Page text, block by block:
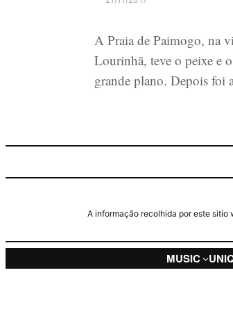
A Praia de Paimogo, na
Lourinhã, teve o peixe e
grande plano. Depois foi
A informação recolhida por este sitio
MUSIC